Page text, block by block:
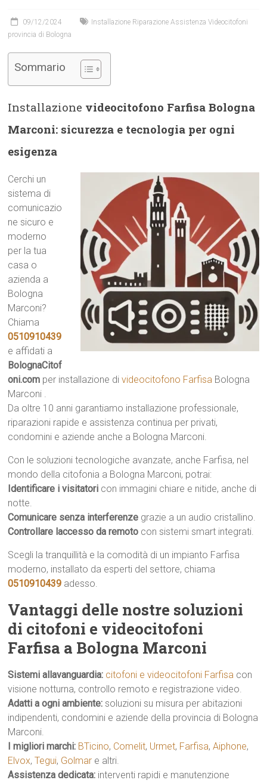
09/12/2024
Installazione Riparazione Assistenza Videocitofoni
provincia di Bologna
Sommario
Installazione videocitofono Farfisa Bologna
Marconi: sicurezza e tecnologia per ogni
esigenza
Cerchi un
sistema di
comunicazio
ne sicuro e
moderno
per la tua
casa o
azienda a
Bologna
Marconi?
Chiama
0510910439
e affidati a
BolognaCitof
oni.com per installazione divideocitofono Farfisa Bologna
Marconi .
Da oltre 10 anni garantiamo installazione professionale,
riparazioni rapide e assistenza continua per privati,
condomini e aziende anche a Bologna Marconi.
Con le soluzioni tecnologiche avanzate, anche Farfisa, nel
mondo della citofonia a Bologna Marconi, potrai:
Identificare i visitatori con immagini chiare e nitide, anche di
notte.
Comunicare senza interferenze grazie a un audio cristallino.
Controllare laccesso da remoto con sistemi smart integrati.
Scegli la tranquillità e la comodità di un impianto Farfisa
moderno, installato da esperti del settore, chiama
0510910439 adesso.
Vantaggi delle nostre soluzioni
di citofoni e videocitofoni
Farfisa a Bologna Marconi
Sistemi allavanguardia: citofoni e videocitofoni Farfisa con
visione notturna, controllo remoto e registrazione video.
Adatti a ogni ambiente: soluzioni su misura per abitazioni
indipendenti, condomini e aziende della provincia di Bologna
Marconi.
I migliori marchi: BTicino, Comelit, Urmet, Farfisa,Aiphone,
Elvox,Tegui, Golmar e altri.
Assistenza dedicata: interventi rapidi e manutenzione